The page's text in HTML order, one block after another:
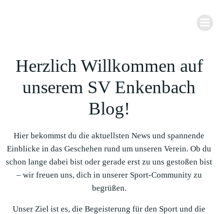
Herzlich Willkommen auf
unserem SV Enkenbach
Blog!
Hier bekommst du die aktuellsten News und spannende
Einblicke in das Geschehen rund um unseren Verein. Ob du
schon lange dabei bist oder gerade erst zu uns gestoßen bist
– wir freuen uns, dich in unserer Sport-Community zu
begrüßen.
Unser Ziel ist es, die Begeisterung für den Sport und die